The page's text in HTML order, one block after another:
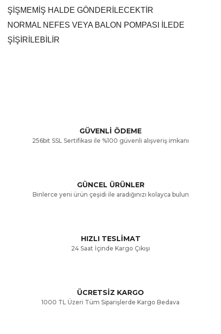
ŞİŞMEMİŞ HALDE GÖNDERİLECEKTİR
NORMAL NEFES VEYA BALON POMPASI İLEDE
ŞİŞİRİLEBİLİR
Ürün resmi kalitesiz, bozuk veya görüntülenemiyor.
Ürün bilgilerinde hatalar bulunuyor.
Gönder
GÜVENLİ ÖDEME
256bit SSL Sertifikası ile %100 güvenli alışveriş imkanı
GÜNCEL ÜRÜNLER
Binlerce yeni ürün çeşidi ile aradığınızı kolayca bulun
HIZLI TESLİMAT
24 Saat İçinde Kargo Çıkışı
ÜCRETSİZ KARGO
1000 TL Üzeri Tüm Siparişlerde Kargo Bedava